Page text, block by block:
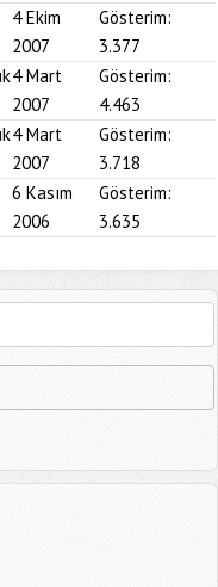
4 Ekim
2007
Gösterim:
3.377
4 Mart
2007
Gösterim:
4.463
4 Mart
2007
Gösterim:
3.718
6 Kasım
2006
Gösterim:
3.635